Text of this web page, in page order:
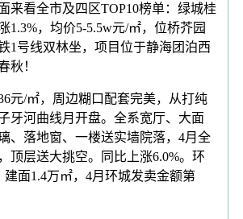
来看全市及四区TOP10榜单：绿城桂
1.3%，均价5-5.5w元/㎡，位桥芥园
1号线双林坐，项目位于静海团泊西
秋！
/㎡，周边糊口配套完美，从打纯
牙河曲线月开盘。全系宽厅、大面
、落地窗、一楼送实墙院落，4月全
顶层送大挑空。同比上涨6.0%。环
建面1.4万㎡，4月环城发卖金额第